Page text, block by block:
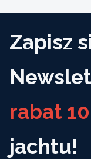
Zapisz
rabat
jachtu!